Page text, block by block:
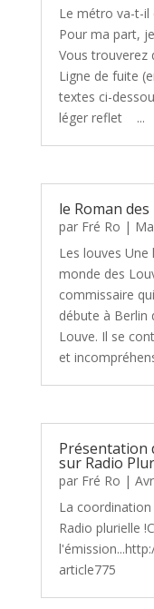
Le métro va-t-il
Pour ma part,
Vous trouverez
Ligne de fuite
textes ci-
léger reflet ...
le Roman
par Fré Ro |
Les louves
monde des
commissaire
débute à Berlin
Louve. Il se
et
Présentation
sur Radio
par Fré Ro |
La
Radio plurielle
article775